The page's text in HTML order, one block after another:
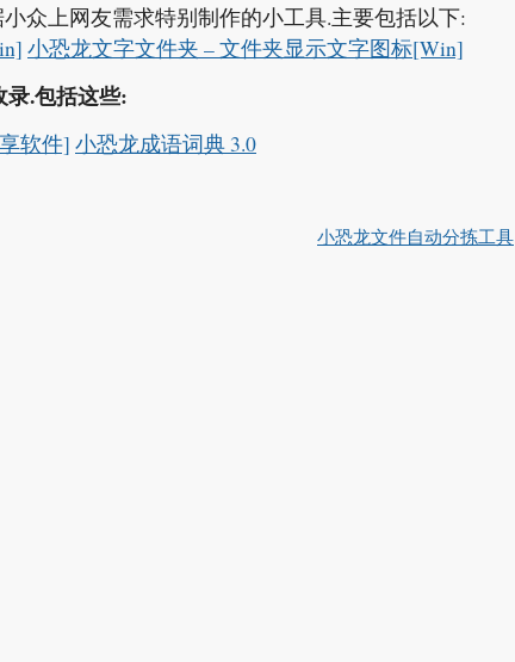
众上网友需求特别制作的小工具.主要包括以下:
小恐龙文字文件夹 – 文件夹显示文字图标[Win]
.包括这些:
软件] 小恐龙成语词典 3.0
小恐龙文件自动分拣工具